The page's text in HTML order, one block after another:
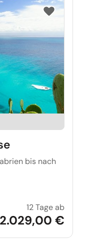
Reise auf
bis nach
12 Tage ab
2.029,00 €